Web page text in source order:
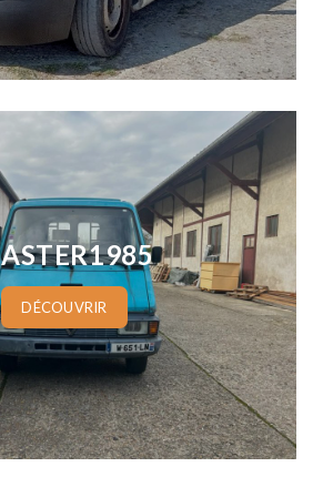
DÉCOUVRIR